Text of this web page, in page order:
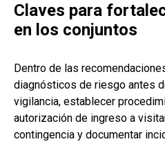
Claves para
en los conjuntos
Dentro de las
diagnósticos de riesgo antes
vigilancia, establecer
autorización de ingreso a
contingencia y documentar